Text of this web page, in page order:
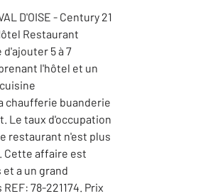
D'OISE - Century 21
Restaurant
5 à 7
l'hôtel et un
chaufferie buanderie
Le taux d'occupation
restaurant n'est plus
Cette affaire est
a un grand
78-221174. Prix